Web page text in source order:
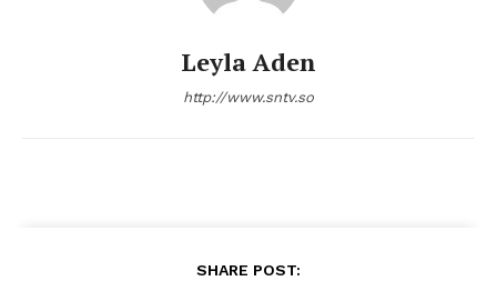
Leyla Aden
http://www.sntv.so
SHARE POST: